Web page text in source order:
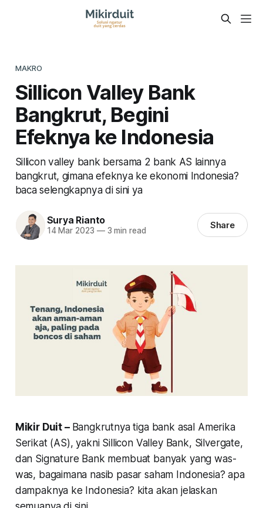
MAKRO
Sillicon Valley Bank
Bangkrut, Begini
Efeknya ke Indonesia
Sillicon valley bank bersama 2 bank AS lainnya
bangkrut, gimana efeknya ke ekonomi Indonesia?
baca selengkapnya di sini ya
Surya Rianto
14 Mar 2023 —3 min read Share
Mikir Duit – Bangkrutnya tiga bank asal Amerika
Serikat (AS), yakni Sillicon Valley Bank, Silvergate,
dan Signature Bank membuat banyak yang was-
was, bagaimana nasib pasar saham Indonesia? apa
dampaknya ke Indonesia? kita akan jelaskan